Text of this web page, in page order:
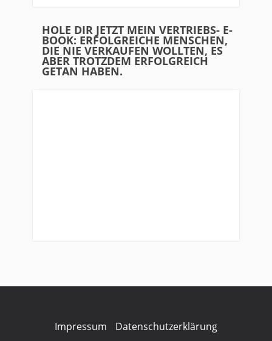
HOLE DIR JETZT MEIN VERTRIEBS- E-
BOOK: ERFOLGREICHE MENSCHEN,
DIE NIE VERKAUFEN WOLLTEN, ES
ABER TROTZDEM ERFOLGREICH
GETAN HABEN.
Impressum Datenschutzerklärung